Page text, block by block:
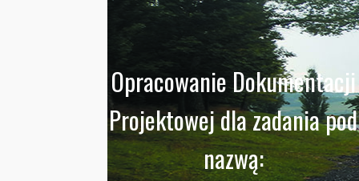
Opracowanie Dokumentacji
Projektowej dla zadania pod
nazwą: